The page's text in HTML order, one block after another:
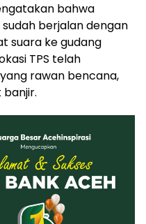
bahwa
berjalan dengan
suara ke gudang
TPS telah
rawan bencana,